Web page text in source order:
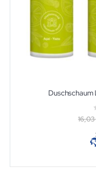
Duschschaum